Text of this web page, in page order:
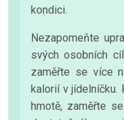
kondici.
Nezapomeňte
svých osobních
zaměřte se více
kalorií v jídelníčku.
hmotě, zaměřte